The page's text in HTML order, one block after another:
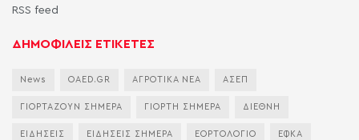
RSS feed
ΔΗΜΟΦΙΛΕΙΣ ΕΤΙΚΕΤΕΣ
News OAED.GR ΑΓΡΟΤΙΚΑ ΝΕΑ ΑΣΕΠ
ΓΙΟΡΤΑΖΟΥΝ ΣΗΜΕΡΑ ΓΙΟΡΤΗ ΣΗΜΕΡΑ ΔΙΕΘΝΗ
ΕΙΔΗΣΕΙΣ ΕΙΔΗΣΕΙΣ ΣΗΜΕΡΑ ΕΟΡΤΟΛΟΓΙΟ ΕΦΚΑ